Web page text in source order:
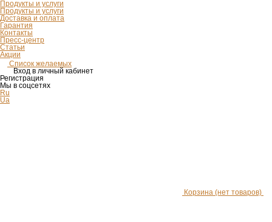
Продукты и услуги
Продукты и услуги
Доставка и оплата
Гарантия
Контакты
Пресс-центр
Статьи
Акции
Список желаемых
Вход в личный кабинет
Регистрация
Мы в соцсетях
Ru
Ua
Корзина (нет товаров)